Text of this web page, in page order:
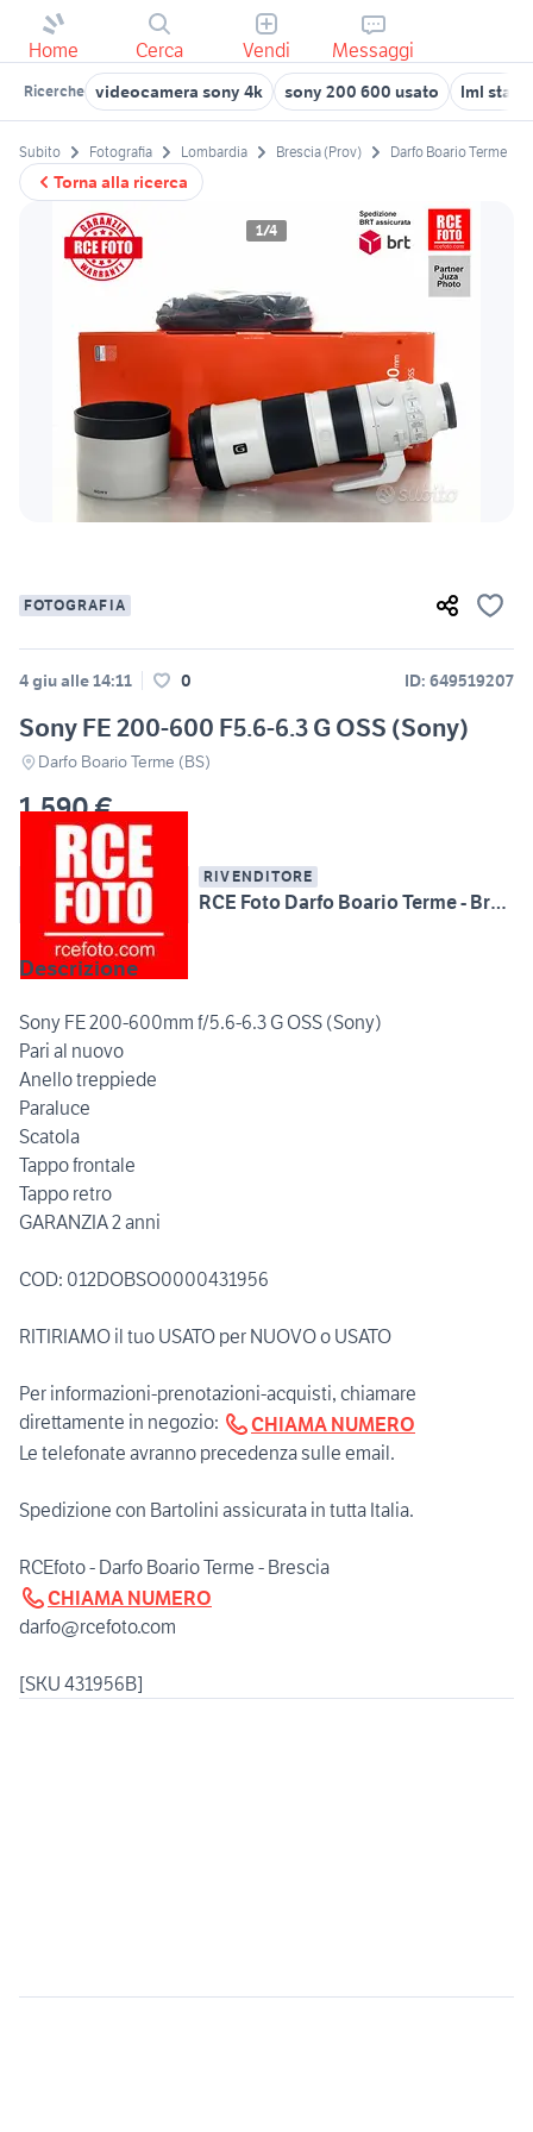
Home Cerca Vendi Messaggi
Ricerche videocamera sony 4k sony 200 600 usato lml star
Torna alla ricerca
Subito Fotografia Lombardia Brescia (Prov) Darfo Boario Terme
1/4
FOTOGRAFIA
4 giu alle 14:11 0 ID: 649519207
Sony FE 200-600 F5.6-6.3 G OSS (Sony)
Darfo Boario Terme (BS)
1.590 €
RIVENDITORE
RCE Foto Darfo Boario Terme - Brescia
Descrizione
Sony FE 200-600mm f/5.6-6.3 G OSS (Sony)
Pari al nuovo
Anello treppiede
Paraluce
Scatola
Tappo frontale
Tappo retro
GARANZIA 2 anni
COD: 012DOBSO0000431956
RITIRIAMO il tuo USATO per NUOVO o USATO
Per informazioni-prenotazioni-acquisti, chiamare
direttamente in negozio:
CHIAMA NUMERO
Le telefonate avranno precedenza sulle email.
Spedizione con Bartolini assicurata in tutta Italia.
CHIAMA NUMERO
darfo@rcefoto.com
[SKU 431956B]